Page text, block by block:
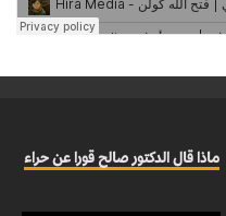
ماذا قال الدكتور صالح قورا عن حراء